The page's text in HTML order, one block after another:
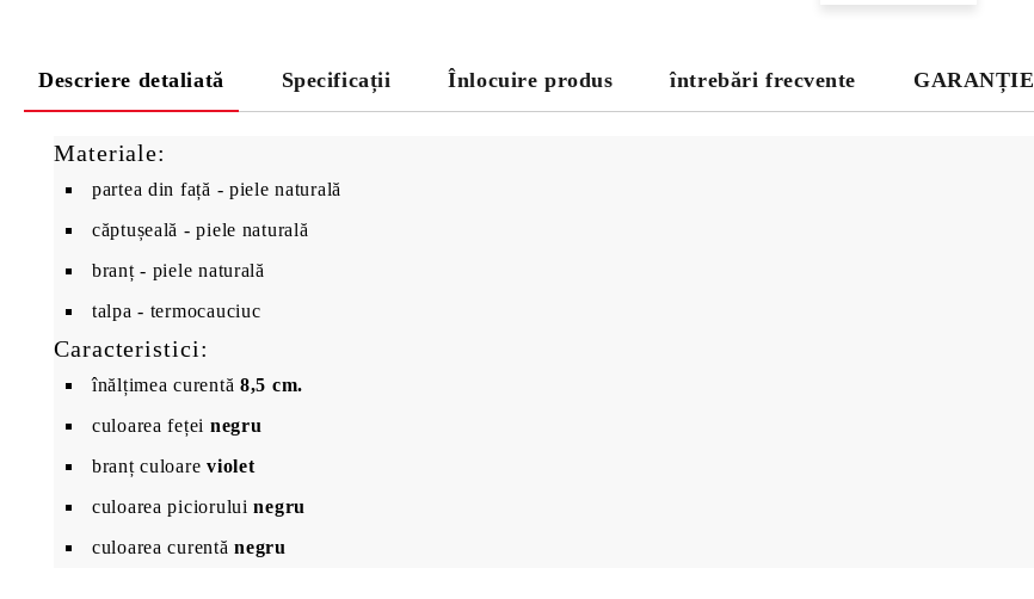
Descriere detaliată Specificații Înlocuire produs întrebări frecvente GARANȚIE
Materiale:
partea din față - piele naturală
căptușeală - piele naturală
branț - piele naturală
talpa - termocauciuc
Caracteristici:
înălțimea curentă 8,5 cm.
culoarea feței negru
branț culoareviolet
culoarea picioruluinegru
culoarea curentănegru